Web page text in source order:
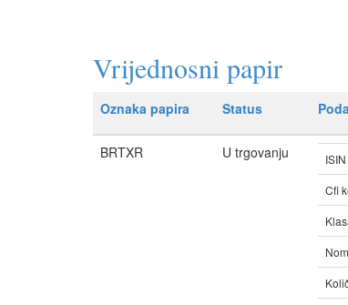
Vrijednosni papir
Oznaka papira Status
BRTXR U trgovanju
Cfi